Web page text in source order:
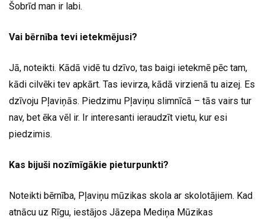
Šobrīd man ir labi.
Vai bērnība tevi ietekmējusi?
Jā, noteikti. Kādā vidē tu dzīvo, tas baigi ietekmē pēc tam,
kādi cilvēki tev apkārt. Tas ievirza, kādā virzienā tu aizej. Es
dzīvoju Pļaviņās. Piedzimu Pļaviņu slimnīcā – tās vairs tur
nav, bet ēka vēl ir. Ir interesanti ieraudzīt vietu, kur esi
piedzimis.
Kas bijuši nozīmīgākie pieturpunkti?
Noteikti bērnība, Pļaviņu mūzikas skola ar skolotājiem. Kad
atnācu uz Rīgu, iestājos Jāzepa Mediņa Mūzikas